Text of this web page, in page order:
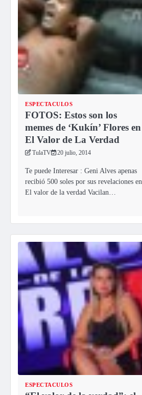
ESPECTACULOS
FOTOS: Estos son los
memes de ‘Kukín’ Flores en
El Valor de La Verdad
TulaTV 20 julio, 2014
Te puede Interesar : Geni Alves apenas
recibió 500 soles por sus revelaciones en
El valor de la verdad Vacilan…
ESPECTACULOS